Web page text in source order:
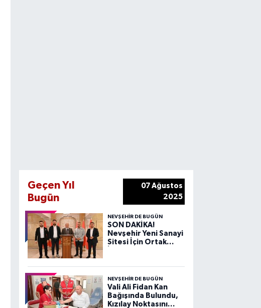
Geçen Yıl
Bugün
07 Ağustos
2025
NEVŞEHIR DE BUGÜN
SON DAKİKA!
Nevşehir Yeni Sanayi
Sitesi İçin Ortak
NEVŞEHIR DE BUGÜN
Vali Ali Fidan Kan
Bağışında Bulundu,
Kızılay Noktasını